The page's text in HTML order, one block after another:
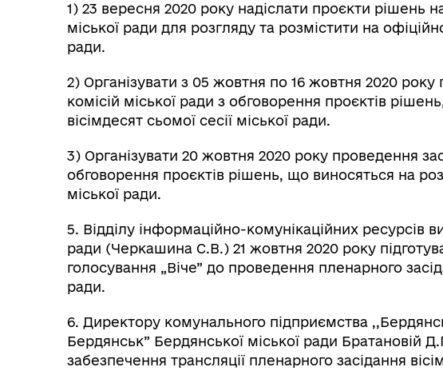
1) 23 вересня 2020 року надіслати проєкти рішень
міської ради для розгляду та розмістити на
ради.
2) Організувати з 05 жовтня по 16 жовтня 2020 року
комісій міської ради з обговорення проєктів
вісімдесят сьомої сесії міської ради.
3) Організувати 20 жовтня 2020 року проведення
обговорення проєктів рішень, що виносяться на
міської ради.
5. Відділу інформаційно-комунікаційних ресурсів
ради (Черкашина С.В.) 21 жовтня 2020 року
голосування „Віче” до проведення пленарного
ради.
6. Директору комунального підприємства
Бердянськ” Бердянської міської ради Братановій
забезпечення трансляції пленарного засідання